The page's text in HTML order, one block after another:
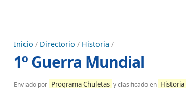
Inicio / Directorio / Historia /
1º Guerra Mundial
Enviado por Programa Chuletas y clasificado en Historia